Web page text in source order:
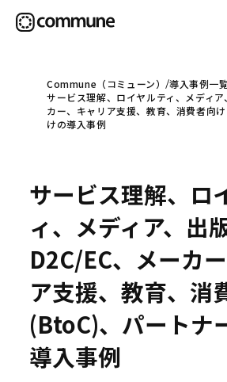
Communeについて
セミナー
お役立ち情報
Commune（コミューン）
導入事例一覧
サービス理解、ロイヤルティ、メディ
カー、キャリア支援、教育、消費者向
けの導入事例
サービス理解、ロ
ィ、メディア、出版
D2C/EC、メーカ
ア支援、教育、消
(BtoC)、パートナ
導入事例